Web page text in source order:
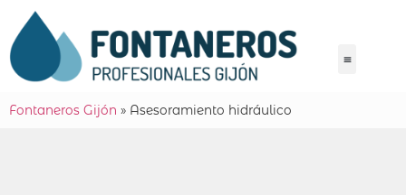
Fontaneros Gijón » Asesoramiento hidráulico